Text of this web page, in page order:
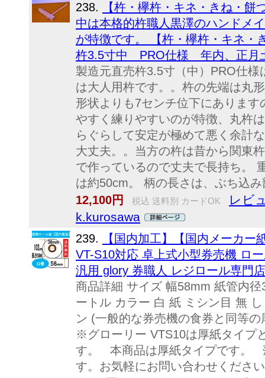
238.
【杵・欅杵・キネ・きね・
中は本格的杵職人黒澤のハンドメ
が特徴です。 【杵・欅杵・キネ・
杵3.5寸中 PRO仕様 年内、正月
製造元直売杵3.5寸（中）PRO仕
は大人用杵です。。杵の先端は丸
形状よりも7センチ位下にありま
やすく練りやすいのが特徴、丸杵
らぐらして安定が極めて悪く余計
大丈夫。。当方の杵は昔から関東
で作っているので丈夫で長持ち。
は約50cm。 柄の長さは、ぶち込
12,100円
税込 送料別 カードOK
レビ
k.kurosawa
239.
【国内加工】【国内メーカ
VT-S10対応 卓上式小型券売機 ロ
汎用 glory 券職人 レジロール専門店
商品詳細 サイズ 幅58mm 紙管内
ートル カラー 白 紙 ミシン目 無
ン (一般的な券売機の食券と同等
※グローリー VTS10は厚紙タイプ
す。 本商品は厚紙タイプです。
す。お気軽にお問い合わせくださ